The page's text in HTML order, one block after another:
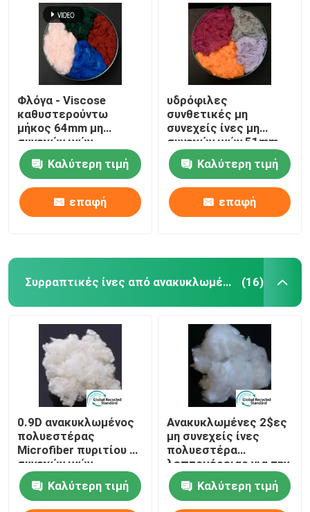
Μη υφανθε'ν καθαρίζοντας ύφασμα
Πολυμερές μαξιλάρι
Φλόγα - Viscose
καθυστερούντω
μήκος 64mm μη
συνεχών ινών
φυσικές
κυτταρινικές ίνες
Καλύτερη τιμή
επαφή
υδρόφιλες
συνθετικές μη
συνεχείς ίνες μη
συνεχών ινών 51mm
Καλύτερη τιμή
επαφή
Συρραπτικές ίνες από ανακυκλωμένο πολυεστέρα (16)
0.9D ανακυκλωμένος
πολυεστέρας
Microfiber πυριτίου μη
συνεχών ινών
πολυεστέρα
Καλύτερη τιμή
Ανακυκλωμένες 2$ες
μη συνεχείς ίνες
πολυεστέρα
λεπτομέρειας για την
πλήρωση καναπέδων
Καλύτερη τιμή